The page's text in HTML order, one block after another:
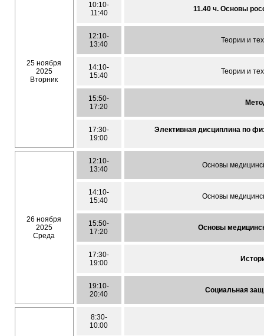
25 ноября
2025
Вторник
10:10-
11:40
11.40 ч. Основы
12:10-
13:40
Теории и
14:10-
15:40
Теории и
15:50-
17:20
17:30-
19:00
Элективная дисциплина по
26 ноября
2025
Среда
12:10-
13:40
Основы
14:10-
15:40
Основы
15:50-
17:20
Основы
17:30-
19:00
19:10-
20:40
Социальная
8:30-
10:00